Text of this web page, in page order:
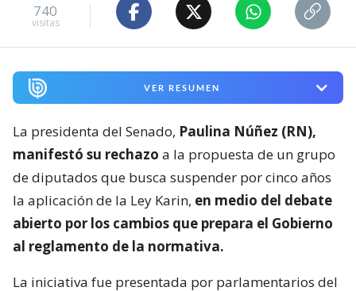
740
visitas
VER RESUMEN
La presidenta del Senado, Paulina Núñez (RN),
manifestó su rechazo a la propuesta de un grupo
de diputados que busca suspender por cinco años
la aplicación de la Ley Karin, en medio del debate
abierto por los cambios que prepara el Gobierno
al reglamento de la normativa.
La iniciativa fue presentada por parlamentarios del